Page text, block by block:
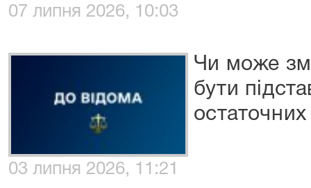
07 липня 2026, 10:03
Чи може
бути
03 липня 2026, 11:21